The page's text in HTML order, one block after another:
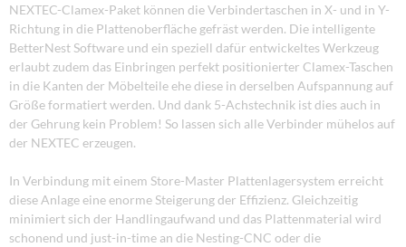
NEXTEC-Clamex-Paket können die Verbindertaschen in X- und in Y-
Richtung in die Plattenoberfläche gefräst werden. Die intelligente
BetterNest Software und ein speziell dafür entwickeltes Werkzeug
erlaubt zudem das Einbringen perfekt positionierter Clamex-Taschen
in die Kanten der Möbelteile ehe diese in derselben Aufspannung auf
Größe formatiert werden. Und dank 5-Achstechnik ist dies auch in
der Gehrung kein Problem! So lassen sich alle Verbinder mühelos auf
der NEXTEC erzeugen.
In Verbindung mit einem Store-Master Plattenlagersystem erreicht
diese Anlage eine enorme Steigerung der Effizienz. Gleichzeitig
minimiert sich der Handlingaufwand und das Plattenmaterial wird
schonend und just-in-time an die Nesting-CNC oder die